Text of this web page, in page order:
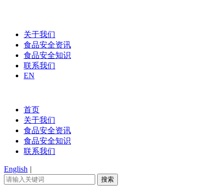
关于我们
食品安全资讯
食品安全知识
联系我们
EN
首页
关于我们
食品安全资讯
食品安全知识
联系我们
English |